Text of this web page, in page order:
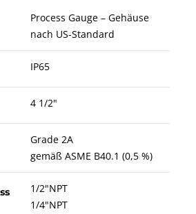
Process Gauge – Gehäuse
nach US-Standard
IP65
4 1/2"
Grade 2A
gemäß ASME B40.1 (0,5 %)
1/2"NPT
1/4"NPT